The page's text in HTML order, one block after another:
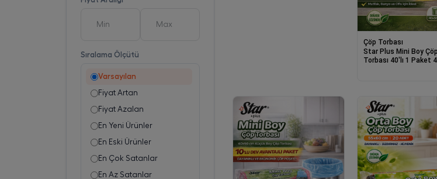
Sıralama Ölçütü
Varsayılan
Fiyat Artan
Fiyat Azalan
En Yeni Ürünler
En Eski Ürünler
En Çok Satanlar
En Az Satanlar
Çöp Torbası
Star Plus Mini Boy Çöp
Torbası 40'lı 1 Paket